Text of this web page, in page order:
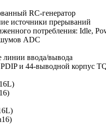
RC-генератор
источники прерываний
потребления: Idle,
ADC
ввода/вывода
и 44-выводной корпус